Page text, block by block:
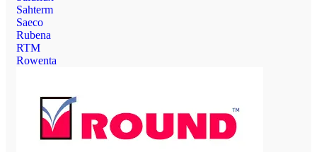
Sahterm
Saeco
Rubena
RTM
Rowenta